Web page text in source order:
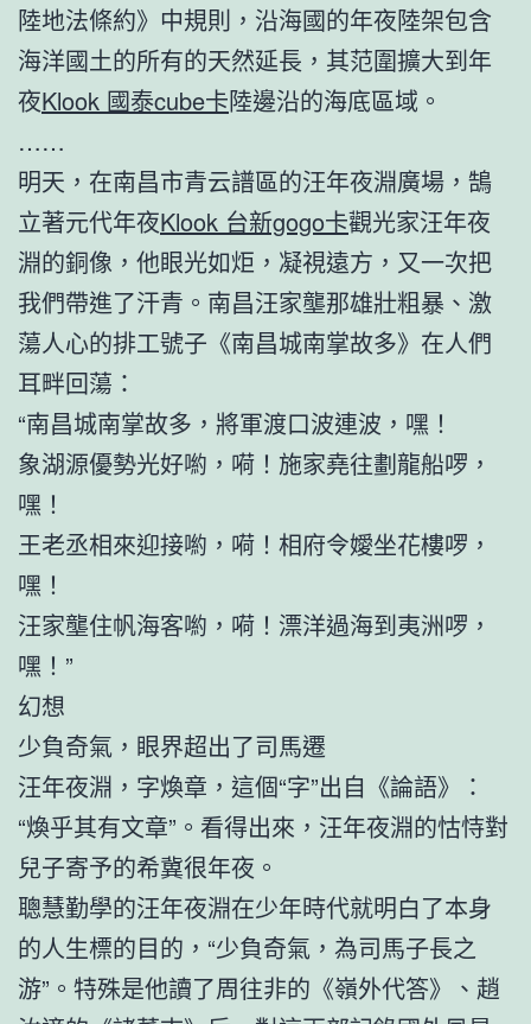
陸地法條約》中規則，沿海國的年夜陸架包含
海洋國土的所有的天然延長，其范圍擴大到年
夜Klook 國泰cube卡陸邊沿的海底區域。
……
明天，在南昌市青云譜區的汪年夜淵廣場，鵠
立著元代年夜Klook 台新gogo卡觀光家汪年夜
淵的銅像，他眼光如炬，凝視遠方，又一次把
我們帶進了汗青。南昌汪家壟那雄壯粗暴、激
蕩人心的排工號子《南昌城南掌故多》在人們
耳畔回蕩：
“南昌城南掌故多，將軍渡口波連波，嘿！
象湖源優勢光好喲，嗬！施家堯往劃龍船啰，
嘿！
王老丞相來迎接喲，嗬！相府令嬡坐花樓啰，
嘿！
汪家壟住帆海客喲，嗬！漂洋過海到夷洲啰，
嘿！”
幻想
少負奇氣，眼界超出了司馬遷
汪年夜淵，字煥章，這個“字”出自《論語》：
“煥乎其有文章”。看得出來，汪年夜淵的怙恃對
兒子寄予的希冀很年夜。
聰慧勤學的汪年夜淵在少年時代就明白了本身
的人生標的目的，“少負奇氣，為司馬子長之
游”。特殊是他讀了周往非的《嶺外代答》、趙